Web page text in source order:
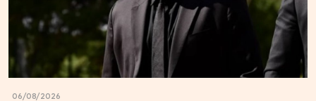
06/08/2026